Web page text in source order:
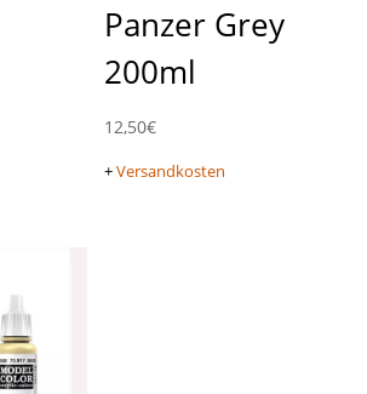
Panzer Grey
200ml
12,50€
+Versandkosten